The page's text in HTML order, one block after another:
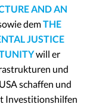
AND AN
demTHE
JUSTICE
will er
und
schaffen und
Investitionshilfen